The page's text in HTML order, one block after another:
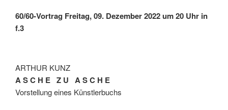
60/60-Vortrag Freitag, 09. Dezember 2022 um 20 Uhr in
f.3
ARTHUR KUNZ
A S C H E Z U A S C H E
Vorstellung eines Künstlerbuchs